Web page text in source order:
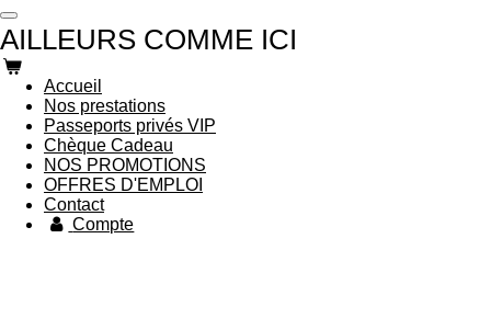
Passer
au
contenu
principal
AILLEURS COMME ICI
Accueil
Nos prestations
Passeports privés VIP
Chèque Cadeau
NOS PROMOTIONS
OFFRES D'EMPLOI
Contact
Compte